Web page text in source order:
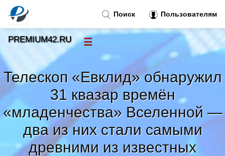
Телескоп «Евклид» обнаружил
31 квазар времён
«младенчества» Вселенной —
два из них стали самыми
древними из известных
Поиск Пользователям
PREMIUM42.RU ☰
Тренды новостей »
Рубрики»
Правила »